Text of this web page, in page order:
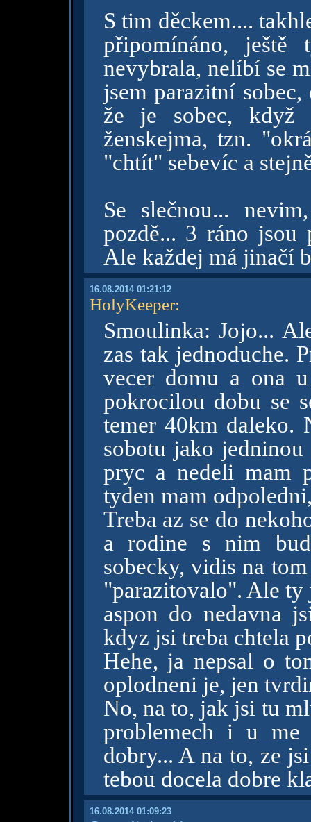
S tim děckem....
připomínáno,
nevybrala, nelíbí se
jsem parazitní
že je sobec, když
ženskejma, tzn.
"chtít" sebevíc a
Se slečnou...
pozdě... 3 ráno jsou
Ale každej má jinačí
16.08.2014 01:21:12
HolyKeeper:
Smoulinka: Jojo...
zas tak jednoduche.
vecer domu a ona
pokrocilou dobu se
temer 40km daleko.
sobotu jako
pryc a nedeli mam
tyden mam
Treba az se do
a rodine s nim
sobecky, vidis na
"parazitovalo". Ale ty
aspon do nedavna
kdyz jsi treba chtela
Hehe, ja nepsal o
oplodneni je, jen
No, na to, jak jsi tu
problemech i u
dobry... A na to, ze
tebou docela dobre
16.08.2014 01:09:23